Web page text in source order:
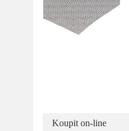
Koupit on-line